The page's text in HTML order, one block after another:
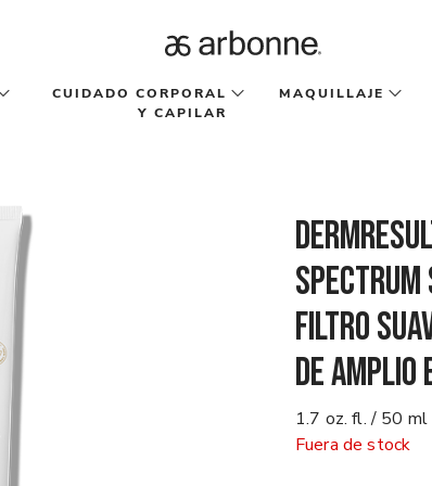
CUIDADO CORPORAL
Y CAPILAR
MAQUILLAJE
Spectrum
filtro
de
1.7 oz. fl. / 50 ml
Fuera de stock